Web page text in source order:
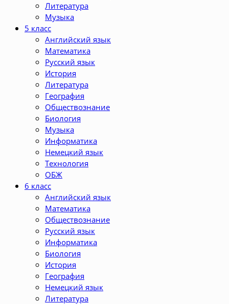
Литература
Музыка
5 класс
Английский язык
Математика
Русский язык
История
Литература
География
Обществознание
Биология
Музыка
Информатика
Немецкий язык
Технология
ОБЖ
6 класс
Английский язык
Математика
Обществознание
Русский язык
Информатика
Биология
История
География
Немецкий язык
Литература